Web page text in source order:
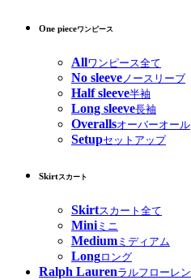
One pieceワンピース
Allワンピース全て
No sleeveノースリーブ
Half sleeve半袖
Long sleeve長袖
Overallsオーバーオール
Setupセットアップ
Skirtスカート
Skirtスカート全て
Miniミニ
Medium ミディアム
Longロング
Ralph Laurenラルフローレン